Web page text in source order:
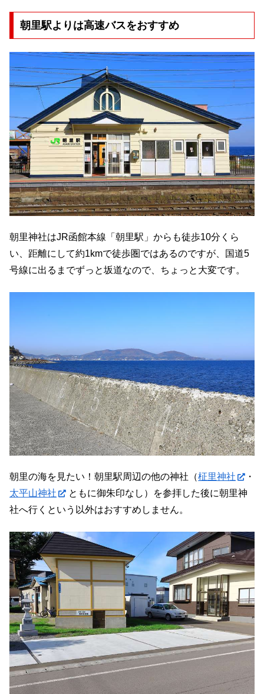
朝里駅よりは高速バスをおすすめ
朝里神社はJR函館本線「朝里駅」からも徒歩10分くら
い、距離にして約1kmで徒歩圏ではあるのですが、国道5
号線に出るまでずっと坂道なので、ちょっと大変です。
朝里の海を見たい！朝里駅周辺の他の神社（柾里神社
・
太平山神社
ともに御朱印なし）を参拝した後に朝里神
社へ行くという以外はおすすめしません。